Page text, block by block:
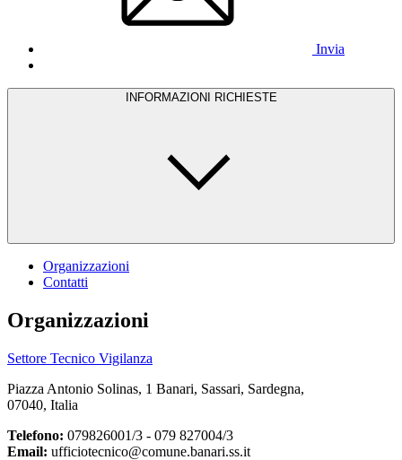
Invia
INFORMAZIONI RICHIESTE
Organizzazioni
Contatti
Organizzazioni
Settore Tecnico Vigilanza
Piazza Antonio Solinas, 1 Banari, Sassari, Sardegna,
07040, Italia
Telefono: 079826001/3 - 079 827004/3
Email: ufficiotecnico@comune.banari.ss.it